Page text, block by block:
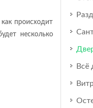
происходит
несколько
Всё